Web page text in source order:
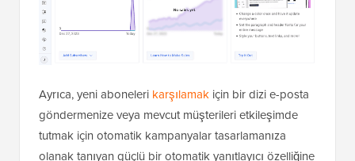
Ayrıca, yeni aboneleri karşılamak için bir dizi e-posta
göndermenize veya mevcut müşterileri etkileşimde
tutmak için otomatik kampanyalar tasarlamanıza
olanak tanıyan güçlü bir otomatik yanıtlayıcı özelliğine